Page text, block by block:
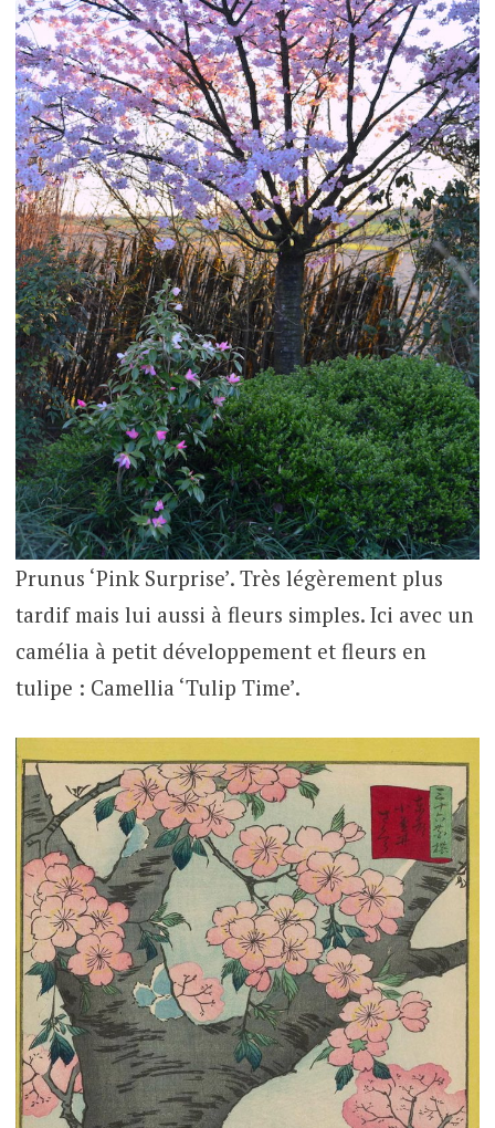
Prunus ‘Pink Surprise’. Très légèrement plus
tardif mais lui aussi à fleurs simples. Ici avec un
camélia à petit développement et fleurs en
tulipe : Camellia ‘Tulip Time’.